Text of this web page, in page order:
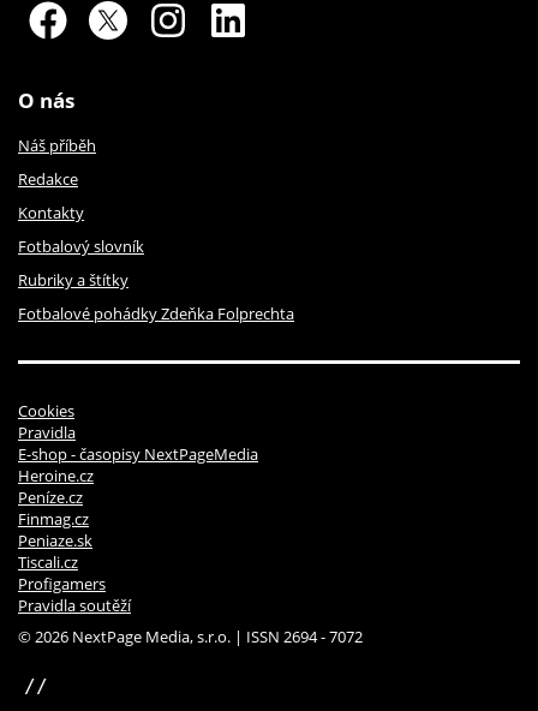
O nás
Náš příběh
Redakce
Kontakty
Fotbalový slovník
Rubriky a štítky
Fotbalové pohádky Zdeňka Folprechta
Cookies
Pravidla
E-shop - časopisy NextPageMedia
Heroine.cz
Peníze.cz
Finmag.cz
Peniaze.sk
Tiscali.cz
Profigamers
Pravidla soutěží
© 2026 NextPage Media, s.r.o. | ISSN 2694 - 7072